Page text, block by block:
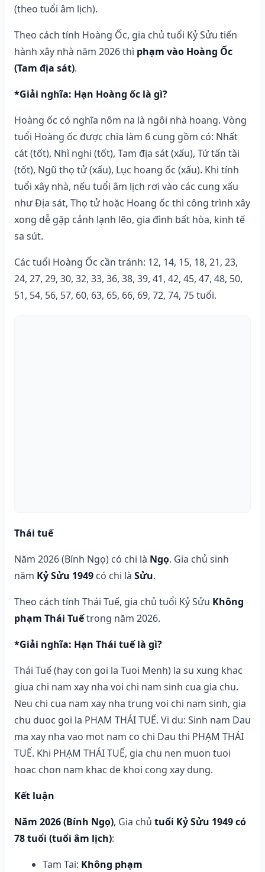
(theo tuổi âm lịch).
Theo cách tính Hoàng Ốc, gia chủ tuổi Kỷ Sửu tiến
hành xây nhà năm 2026 thì phạm vào Hoàng Ốc
(Tam địa sát).
*Giải nghĩa: Hạn Hoàng ốc là gì?
Hoàng ốc có nghĩa nôm na là ngôi nhà hoang. Vòng
tuổi Hoàng ốc được chia làm 6 cung gồm có: Nhất
cát (tốt), Nhì nghi (tốt), Tam địa sát (xấu), Tứ tấn tài
(tốt), Ngũ thọ tử (xấu), Lục hoang ốc (xấu). Khi tính
tuổi xây nhà, nếu tuổi âm lịch rơi vào các cung xấu
như Địa sát, Thọ tử hoặc Hoang ốc thì công trình xây
xong dễ gặp cảnh lạnh lẽo, gia đình bất hòa, kinh tế
sa sút.
Các tuổi Hoàng Ốc cần tránh: 12, 14, 15, 18, 21, 23,
24, 27, 29, 30, 32, 33, 36, 38, 39, 41, 42, 45, 47, 48, 50,
51, 54, 56, 57, 60, 63, 65, 66, 69, 72, 74, 75 tuổi.
Thái tuế
Năm 2026 (Bính Ngọ) có chi là Ngọ. Gia chủ sinh
năm Kỷ Sửu 1949 có chi là Sửu.
Theo cách tính Thái Tuế, gia chủ tuổi Kỷ Sửu Không
phạm Thái Tuếtrong năm 2026.
*Giải nghĩa: Hạn Thái tuế là gì?
Thái Tuế (hay con goi la Tuoi Menh) la su xung khac
giua chi nam xay nha voi chi nam sinh cua gia chu.
Neu chi cua nam xay nha trung voi chi nam sinh, gia
chu duoc goi la PHẠM THÁI TUẾ. Vi du: Sinh nam Dau
ma xay nha vao mot nam co chi Dau thi PHẠM THÁI
TUẾ. Khi PHẠM THÁI TUẾ, gia chu nen muon tuoi
hoac chon nam khac de khoi cong xay dung.
Kết luận
Năm 2026 (Bính Ngọ), Gia chủ tuổi Kỷ Sửu 1949 có
78 tuổi (tuổi âm lịch):
Tam Tai: Không phạm